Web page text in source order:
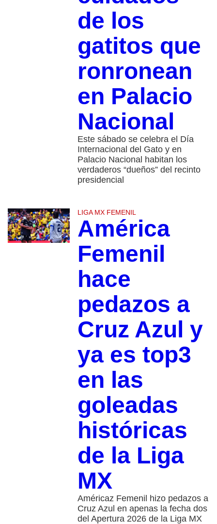
de los
gatitos que
ronronean
en Palacio
Nacional
Este sábado se celebra el Día
Internacional del Gato y en
Palacio Nacional habitan los
verdaderos “dueños” del recinto
presidencial
LIGA MX FEMENIL
América
Femenil
hace
pedazos a
Cruz Azul y
ya es top3
en las
goleadas
históricas
de la Liga
MX
Américaz Femenil hizo pedazos a
Cruz Azul en apenas la fecha dos
del Apertura 2026 de la Liga MX